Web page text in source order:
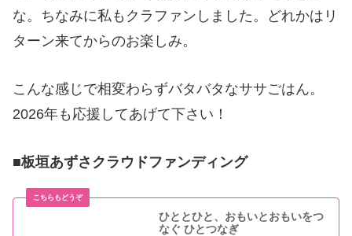
な。ちなみに私もクラファンしました。どれかはリ
ターン来てからのお楽しみ。
こんな感じで相変わらずバタバタなササごはん。
2026年も応援してあげて下さい！
■板垣あずさクラウドファンディング
ひととひと、おもいとおもいをつ
なぐ ひとつなぎ